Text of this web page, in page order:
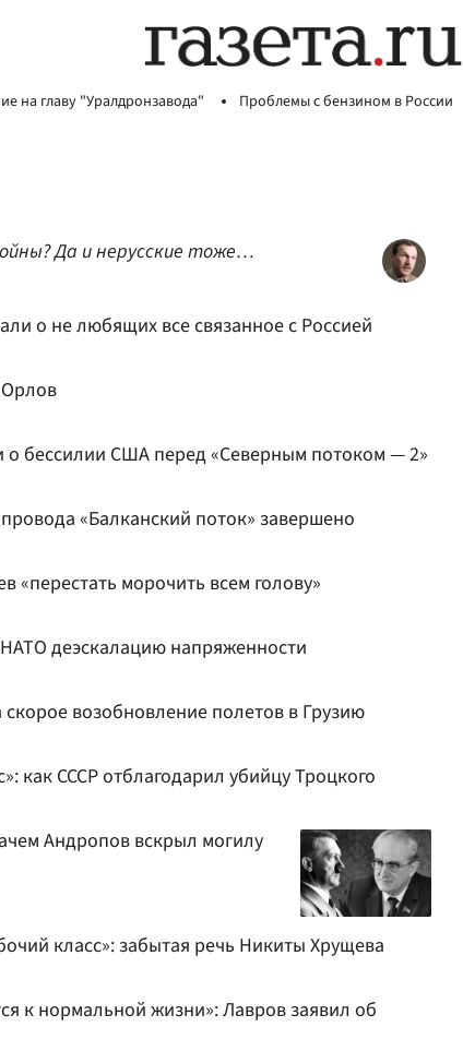
на главу "Уралдронзавода" Проблемы с бензином в России
Да и нерусские тоже…
о не любящих все связанное с Россией
о бессилии США перед «Северным потоком — 2»
«Балканский поток» завершено
«перестать морочить всем голову»
деэскалацию напряженности
возобновление полетов в Грузию
как СССР отблагодарил убийцу Троцкого
Андропов вскрыл могилу
класс»: забытая речь Никиты Хрущева
к нормальной жизни»: Лавров заявил об